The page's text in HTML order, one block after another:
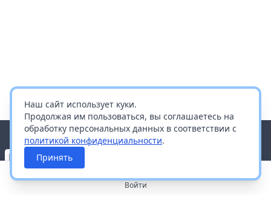
Наш сайт использует куки.
Продолжая им пользоваться, вы соглашаетесь на
обработку персональных данных в соответствии с
политикой конфиденциальности.
Принять
Войти